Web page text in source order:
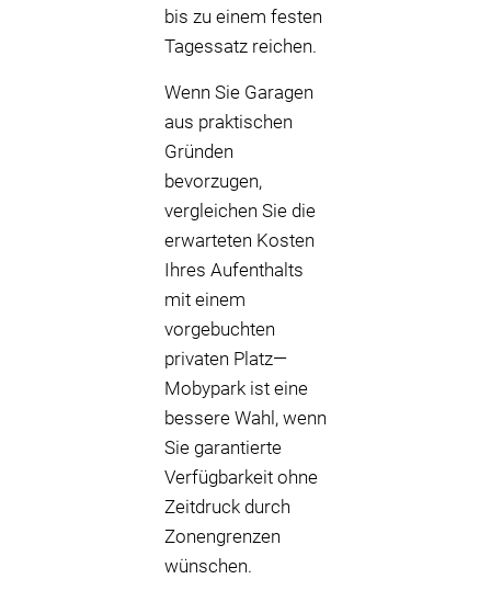
bis zu einem festen
Tagessatz reichen.
Wenn Sie Garagen
aus praktischen
Gründen
bevorzugen,
vergleichen Sie die
erwarteten Kosten
Ihres Aufenthalts
mit einem
vorgebuchten
privaten Platz—
Mobypark ist eine
bessere Wahl, wenn
Sie garantierte
Verfügbarkeit ohne
Zeitdruck durch
Zonengrenzen
wünschen.